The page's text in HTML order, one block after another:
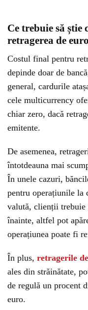
Ce trebuie să
retragerea de euro
Costul final pentru
depinde doar de
general, cardurile
cele multicurrency
chiar zero, dacă
emitente.
De asemenea,
întotdeauna mai
În unele cazuri,
pentru operațiunile la
valută, clienții trebuie
înainte, altfel pot
operațiunea poate fi
În plus, retragerile
ales din străinătate,
de regulă un procent
euro.